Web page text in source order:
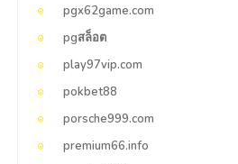
pgx62game.com
pgสล็อต
play97vip.com
pokbet88
porsche999.com
premium66.info